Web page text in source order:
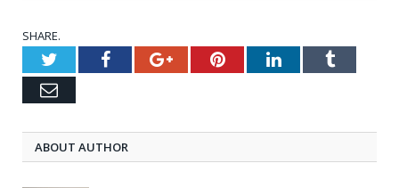
SHARE.
TwitterFacebookGoogle+PinterestLinkedInTumblr
Email
ABOUT AUTHOR